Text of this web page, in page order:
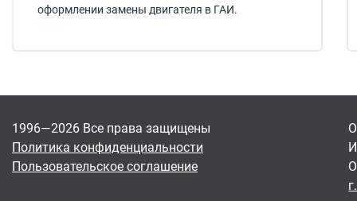
оформлении замены двигателя в ГАИ.
1996—2026 Все права защищены
Политика конфиденциальности
Пользовательское соглашение